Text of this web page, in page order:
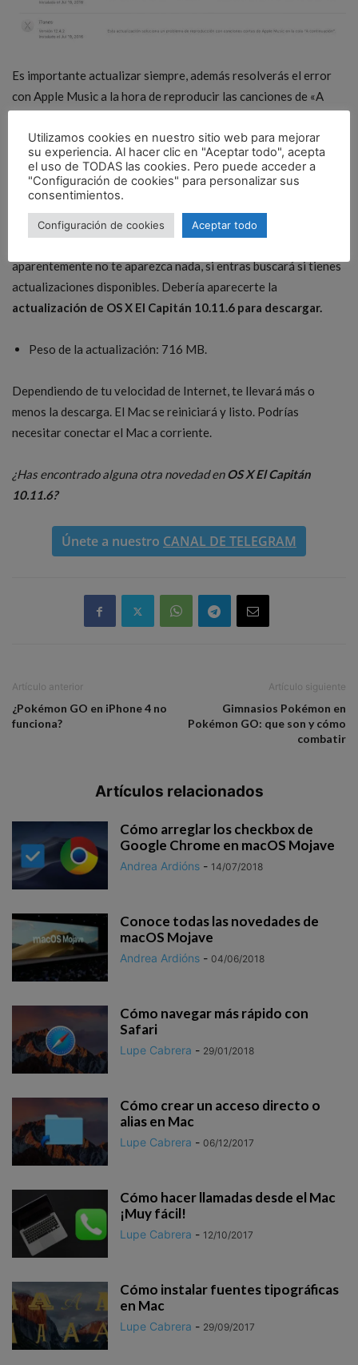
Es importante actualizar siempre, además resolverás el error
con Apple Music a la hora de reproducir las canciones de «A
pantalla, además con fecha de instalación hoy 19 de julio. Es
bastante importante.
¿CÓMO ACTUALIZO?
aparentemente no te aparezca nada, si entras buscará si tienes
actualizaciones disponibles. Debería aparecerte la
actualización de OS X El Capitán 10.11.6 para descargar.
Peso de la actualización: 716 MB.
Dependiendo de tu velocidad de Internet, te llevará más o
menos la descarga. El Mac se reiniciará y listo. Podrías
necesitar conectar el Mac a corriente.
¿Has encontrado alguna otra novedad enOS X El Capitán
10.11.6?
Únete a nuestro CANAL DE TELEGRAM
Artículo anterior
¿Pokémon GO en iPhone 4 no
funciona?
Artículo siguiente
Gimnasios Pokémon en
Pokémon GO: que son y cómo
combatir
Artículos relacionados
Cómo arreglar los checkbox de
Google Chrome en macOS Mojave
Andrea Ardións - 14/07/2018
Conoce todas las novedades de
macOS Mojave
Andrea Ardións - 04/06/2018
Cómo navegar más rápido con
Safari
Lupe Cabrera - 29/01/2018
Cómo crear un acceso directo o
alias en Mac
Lupe Cabrera - 06/12/2017
Cómo hacer llamadas desde el Mac
¡Muy fácil!
Lupe Cabrera - 12/10/2017
Cómo instalar fuentes tipográficas
en Mac
Lupe Cabrera - 29/09/2017
Utilizamos cookies en nuestro sitio web para mejorar
su experiencia. Al hacer clic en "Aceptar todo", acepta
el uso de TODAS las cookies. Pero puede acceder a
"Configuración de cookies" para personalizar sus
consentimientos.
Configuración de cookies Aceptar todo